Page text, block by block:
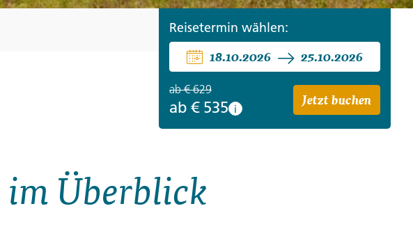
Reisetermin wählen:
18.10.2026 25.10.2026
ab€ 629
ab € 535 i Jetzt buchen
im Überblick